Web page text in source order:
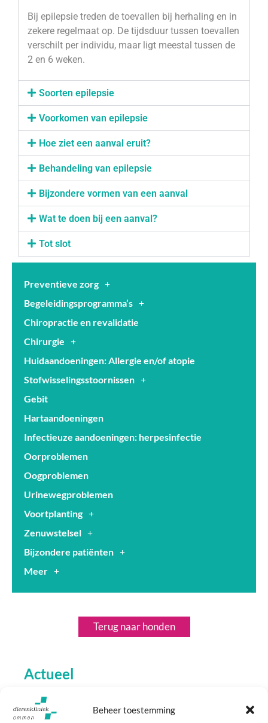
Beheer toestemming
Preventieve zorg
Begeleidingsprogramma’s
Chiropractie en revalidatie
Chirurgie
Huidaandoeningen: Allergie en/of atopie
Stofwisselingsstoornissen
Gebit
Hartaandoeningen
Infectieuze aandoeningen: herpesinfectie
Oorproblemen
Oogproblemen
Urinewegproblemen
Voortplanting
Zenuwstelsel
Bijzondere patiënten
Meer
Bij epilepsie treden de toevallen bij herhaling en in
zekere regelmaat op. De tijdsduur tussen toevallen
verschilt per individu, maar ligt meestal tussen de
2 en 6 weken.
Soorten epilepsie
Voorkomen van epilepsie
Hoe ziet een aanval eruit?
Behandeling van epilepsie
Bijzondere vormen van een aanval
Wat te doen bij een aanval?
Tot slot
Terug naar honden
Actueel